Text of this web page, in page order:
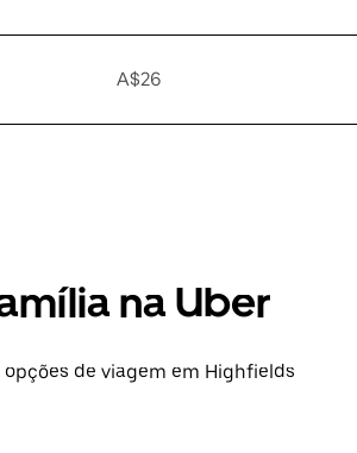
A$26
na Uber
de viagem em Highfields